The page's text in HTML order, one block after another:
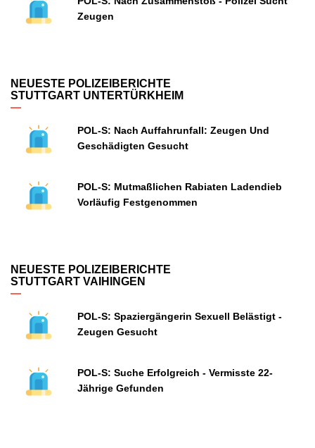
Zeugen
NEUESTE POLIZEIBERICHTE
STUTTGART UNTERTÜRKHEIM
POL-S: Nach Auffahrunfall: Zeugen Und
Geschädigten Gesucht
POL-S: Mutmaßlichen Rabiaten Ladendieb
Vorläufig Festgenommen
NEUESTE POLIZEIBERICHTE
STUTTGART VAIHINGEN
POL-S: Spaziergängerin Sexuell Belästigt -
Zeugen Gesucht
POL-S: Suche Erfolgreich - Vermisste 22-
Jährige Gefunden